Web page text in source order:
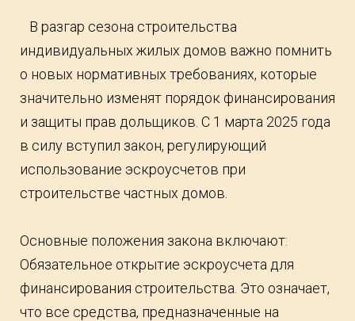
В разгар сезона строительства
индивидуальных жилых домов важно помнить
о новых нормативных требованиях, которые
значительно изменят порядок финансирования
и защиты прав дольщиков. С 1 марта 2025 года
в силу вступил закон, регулирующий
использование эскроусчетов при
строительстве частных домов.
Основные положения закона включают:
Обязательное открытие эскроусчета для
финансирования строительства. Это означает,
что все средства, предназначенные на